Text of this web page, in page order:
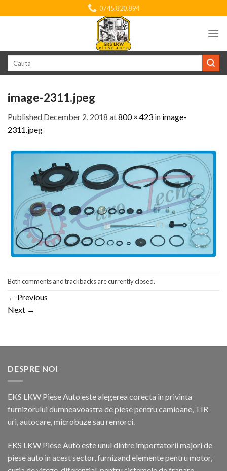
to
0745.820.894
image-2311.jpeg
Published December 2, 2018 at800 × 423 in image-
2311.jpeg
Both comments and trackbacks are currently closed.
← Previous
Next →
DESPRE NOI
EKS LKW Piese Auto este alegerea corecta in privinta
furnizorului dumneavoastra de piese pentru camioane, TIR-
uri, autocare, microbuze sau remorci.
EKS LKW Piese Auto este unul dintre importatorii majori de
piese auto in acest sector, furnizand elemente pentru motor,